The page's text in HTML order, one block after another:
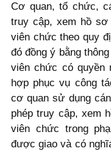
Cơ quan, tổ chức,
truy cập, xem hồ
viên chức theo quy
đó đồng ý bằng
viên chức có quyền
hợp phục vụ công
cơ quan sử dụng
phép truy cập, xem
viên chức trong
được giao và có